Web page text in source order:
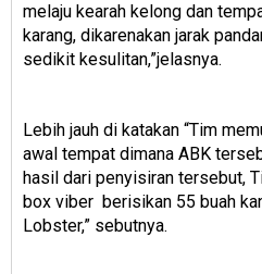
melaju kearah kelong dan
karang, dikarenakan jarak
sedikit kesulitan,”jelasnya.
Lebih jauh di katakan “Tim
awal tempat dimana ABK
hasil dari penyisiran tersebut,
box viber berisikan 55 buah
Lobster,” sebutnya.